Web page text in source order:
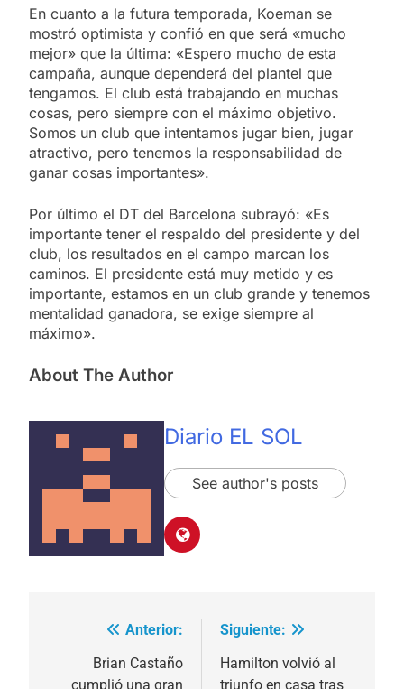
En cuanto a la futura temporada, Koeman se
mostró optimista y confió en que será «mucho
mejor» que la última: «Espero mucho de esta
campaña, aunque dependerá del plantel que
tengamos. El club está trabajando en muchas
cosas, pero siempre con el máximo objetivo.
Somos un club que intentamos jugar bien, jugar
atractivo, pero tenemos la responsabilidad de
ganar cosas importantes».
Por último el DT del Barcelona subrayó: «Es
importante tener el respaldo del presidente y del
club, los resultados en el campo marcan los
caminos. El presidente está muy metido y es
importante, estamos en un club grande y tenemos
mentalidad ganadora, se exige siempre al
máximo».
About The Author
Diario EL SOL
See author's posts
Navegación
Anterior:
Brian Castaño
cumplió una gran
Siguiente:
Hamilton volvió al
triunfo en casa tras